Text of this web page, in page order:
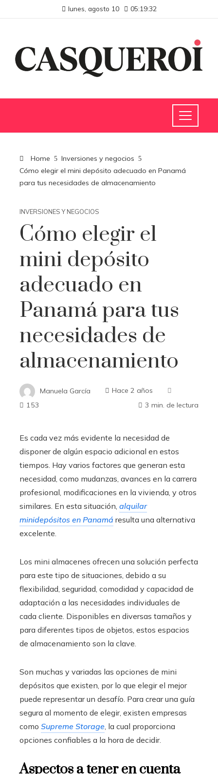
lunes, agosto 10 05:19:33
Home
Inversiones y negocios
Cómo elegir el mini depósito adecuado en Panamá
para tus necesidades de almacenamiento
INVERSIONES Y NEGOCIOS
Cómo elegir el
mini depósito
adecuado en
Panamá para tus
necesidades de
almacenamiento
Manuela García
Hace 2 años
153
3 min. de lectura
Es cada vez más evidente la necesidad de
disponer de algún espacio adicional en estos
tiempos. Hay varios factores que generan esta
necesidad, como mudanzas, avances en la carrera
profesional, modificaciones en la vivienda, y otros
similares. En esta situación, alquilar
minidepósitos en Panamá resulta una alternativa
excelente.
Los mini almacenes ofrecen una solución perfecta
para este tipo de situaciones, debido a su
flexibilidad, seguridad, comodidad y capacidad de
adaptación a las necesidades individuales de
cada cliente. Disponibles en diversas tamaños y
para diferentes tipos de objetos, estos espacios
de almacenamiento son la clave.
Son muchas y variadas las opciones de mini
depósitos que existen, por lo que elegir el mejor
puede representar un desafío. Para crear una guía
segura al momento de elegir, existen empresas
como Supreme Storage , la cual proporciona
opciones confiables a la hora de decidir.
Aspectos a tener en cuenta